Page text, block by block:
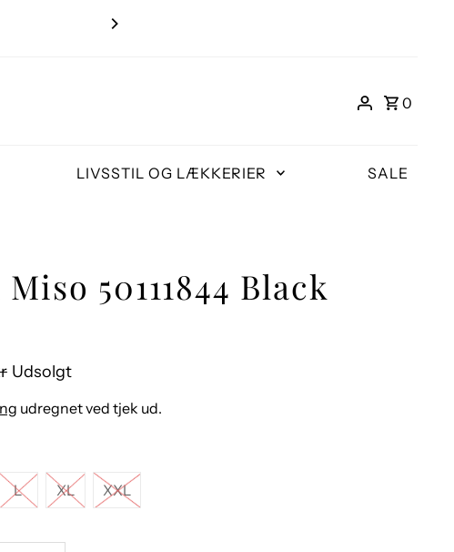
0
LIVSSTIL OG LÆKKERIER SALE
50111844 Black
Udsolgt
udregnet ved tjek ud.
L XL XXL